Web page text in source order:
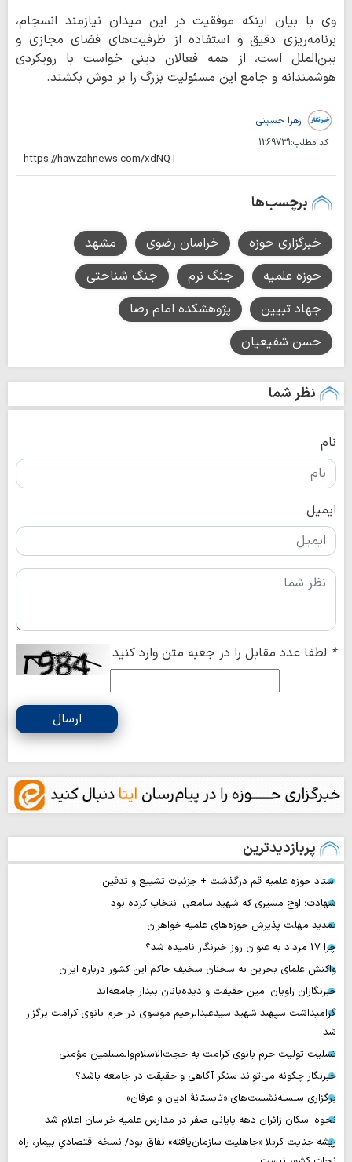
وی با بیان اینکه موفقیت در این میدان نیازمند انسجام،
برنامه‌ریزی دقیق و استفاده از ظرفیت‌های فضای مجازی و
بین‌الملل است، از همه فعالان دینی خواست با رویکردی
هوشمندانه و جامع این مسئولیت بزرگ را بر دوش بکشند.
زهرا حسینی
کد مطلب:1269731
برچسب‌ها
خبرگزاری حوزه خراسان رضوی
مشهد
حوزه علمیه
جنگ نرم
جنگ شناختی
جهاد تبیین
پژوهشکده امام رضا
حسن شفیعیان
نظر شما
نام
ایمیل
* لطفا عدد مقابل را در جعبه متن وارد کنید
ارسال
پربازدیدترین
استاد حوزه علمیه قم درگذشت + جزئیات تشییع و تدفین
شهادت؛ اوج مسیری که شهید سامعی انتخاب کرده بود
تمدید مهلت پذیرش حوزه‌های علمیه خواهران
چرا 17 مرداد به عنوان روز خبرنگار نامیده شد؟
واکنش علمای بحرین به سخنان سخیف حاکم این کشور درباره ایران
خبرنگاران راویان امین حقیقت و دیده‌بانان بیدار جامعه‌اند
گرامیداشت سپهبد شهید سیدعبدالرحیم موسوی در حرم بانوی کرامت برگزار
شد
تسلیت تولیت حرم بانوی کرامت به حجت‌الاسلام‌والمسلمین مؤمنی
خبرنگار چگونه می‌تواند سنگر آگاهی و حقیقت در جامعه باشد؟
برگزاری سلسله‌نشست‌های «تابستانهٔ ادیان و عرفان»
نحوه اسکان زائران دهه پایانی صفر در مدارس علمیه خراسان اعلام شد
ریشه جنایت کربلا «جاهلیت سازمان‌یافته» نفاق بود/ نسخه اقتصادیِ بیمار، راه